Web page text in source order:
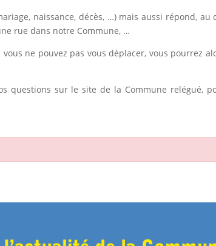
naissance, décès, …) mais aussi répond, au
rue dans notre Commune, …
ne pouvez pas vous déplacer, vous pourrez
questions sur le site de la Commune relégué,